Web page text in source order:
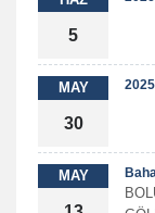
5
MAY
30
MAY